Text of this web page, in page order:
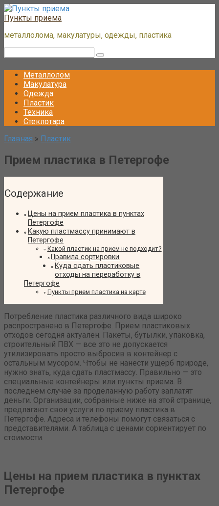
Перейти
к
Пункты приема
металлолома, макулатуры, одежды, пластика
Металлолом
Макулатура
Одежда
Пластик
Техника
Стеклотара
Главная » Пластик
Прием пластика в Петергофе
Содержание
Цены на прием пластика в пунктах
Петергофе
Какую пластмассу принимают в
Петергофе
Какой пластик на прием не подходит?
Правила сортировки
Куда сдать пластиковые
отходы на переработку в
Петергофе
Пункты прием пластика на карте
Потребление пластика различного вида широко
распространено в Петергофе. Прием пластиковых
отходов сегодня актуален. Пакеты, бутылки, упаковка,
строительный ПВХ — все это не допускается
утилизировать просто выбросив в контейнер с
остальным мусором. Чтобы не нанести ущерб природе,
нужно знать, куда сдать пластмассу. Правильно — это
специальные контейнеры или пункты приема. В
последнем случае за проделанную работу заплатят
деньги. Организации, собранные ниже на этой странице,
предлагают свои услуги по приему пластика в
Петергофе. Адреса и телефоны помогут связаться с
представителями. А таблица с ценами сориентирует по
стоимости.
Цены на прием пластика в пунктах
Петергофе